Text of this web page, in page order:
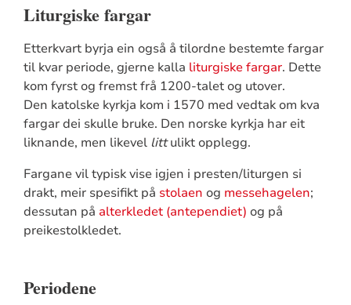
Liturgiske fargar
Etterkvart byrja ein også å tilordne bestemte fargar
til kvar periode, gjerne kalla liturgiske fargar. Dette
kom fyrst og fremst frå 1200-talet og utover.
Den katolske kyrkja kom i 1570 med vedtak om kva
fargar dei skulle bruke. Den norske kyrkja har eit
liknande, men likevel littulikt opplegg.
Fargane vil typisk vise igjen i presten/liturgen si
drakt, meir spesifikt på stolaen og messehagelen;
dessutan på alterkledet (antependiet) og på
preikestolkledet.
Periodene